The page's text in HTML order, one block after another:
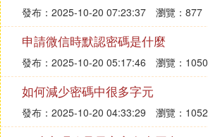
發布：2025-10-20 07:23:37 瀏覽：877
申請微信時默認密碼是什麼
發布：2025-10-20 05:17:46 瀏覽：1050
如何減少密碼中很多字元
發布：2025-10-20 04:33:29 瀏覽：1052